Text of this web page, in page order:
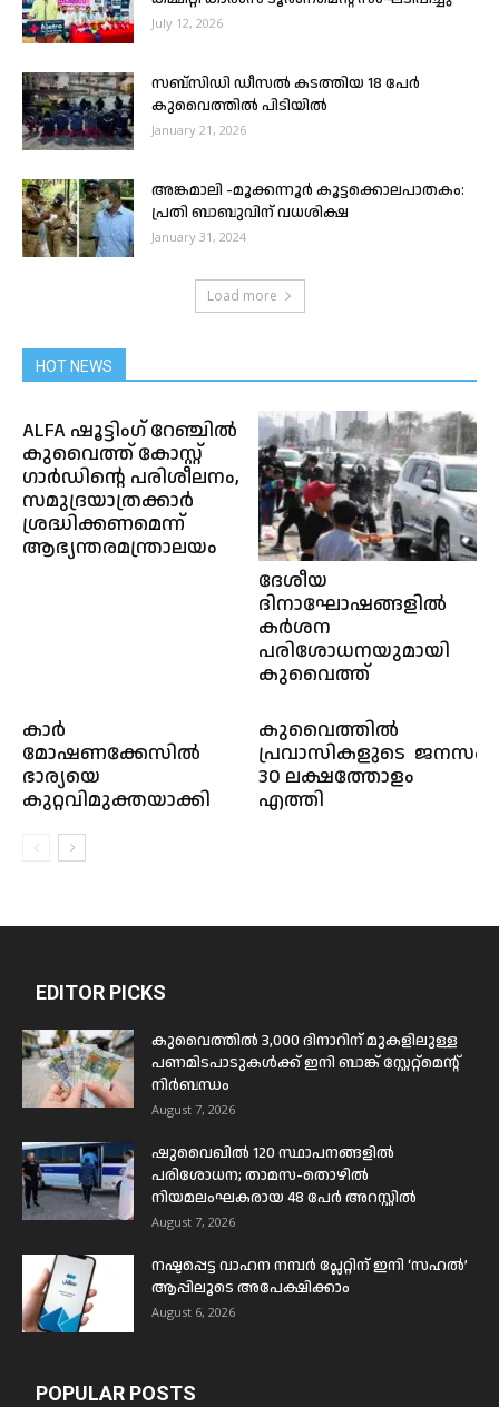
July 12, 2026
സബ്‌സിഡി ഡീസൽ കടത്തിയ 18 പേർ
കുവൈത്തിൽ പിടിയിൽ
January 21, 2026
അങ്കമാലി -മൂക്കന്നൂർ കൂട്ടക്കൊലപാതകം:
പ്രതി ബാബുവിന് വധശിക്ഷ
January 31, 2024
Load more
HOT NEWS
ALFA ഷൂട്ടിംഗ് റേഞ്ചിൽ
കുവൈത്ത് കോസ്റ്റ്
ഗാർഡിൻ്റെ പരിശീലനം,
സമുദ്രയാത്രക്കാർ
ശ്രദ്ധിക്കണമെന്ന്
ആഭ്യന്തരമന്ത്രാലയം
ദേശീയ
ദിനാഘോഷങ്ങളിൽ
കർശന
പരിശോധനയുമായി
കുവൈത്ത്
കാർ
മോഷണക്കേസിൽ
ഭാര്യയെ
കുറ്റവിമുക്തയാക്കി
കുവൈത്തിൽ
പ്രവാസികളുടെ
30 ലക്ഷത്തോളം
എത്തി
EDITOR PICKS
കുവൈത്തിൽ 3,000 ദിനാറിന് മുകളിലുള്ള
പണമിടപാടുകൾക്ക് ഇനി ബാങ്ക് സ്റ്റേറ്റ്മെന്റ്
നിർബന്ധം
August 7, 2026
ഷുവൈഖിൽ 120 സ്ഥാപനങ്ങളിൽ
പരിശോധന; താമസ-തൊഴിൽ
നിയമലംഘകരായ 48 പേർ അറസ്റ്റിൽ
August 7, 2026
നഷ്ടപ്പെട്ട വാഹന നമ്പർ പ്ലേറ്റിന് ഇനി ‘സഹൽ’
ആപ്പിലൂടെ അപേക്ഷിക്കാം
August 6, 2026
POPULAR POSTS